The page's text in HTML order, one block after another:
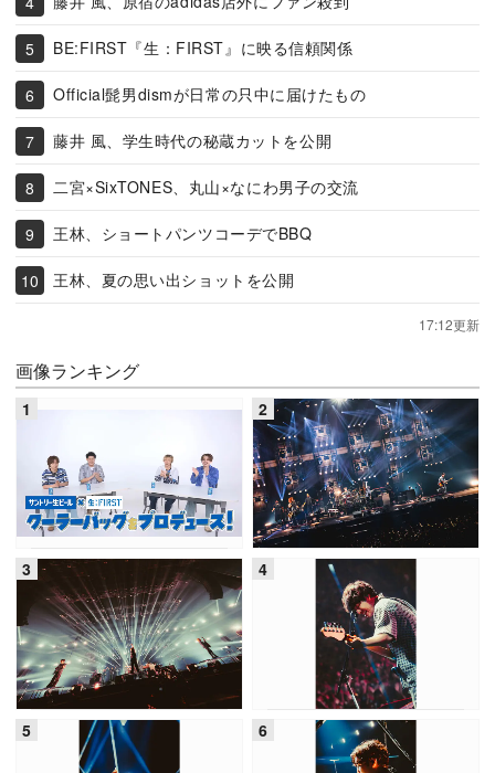
BE:FIRST『生：FIRST』に映る信頼関係
Official髭男dismが日常の只中に届けたもの
藤井 風、学生時代の秘蔵カットを公開
二宮×SixTONES、丸山×なにわ男子の交流
王林、ショートパンツコーデでBBQ
王林、夏の思い出ショットを公開
17:12更新
画像ランキング